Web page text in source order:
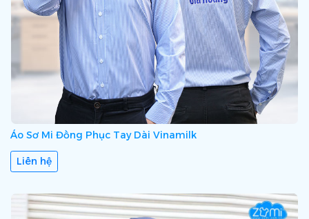
Áo Sơ Mi Đồng Phục Tay Dài Vinamilk
Liên hệ